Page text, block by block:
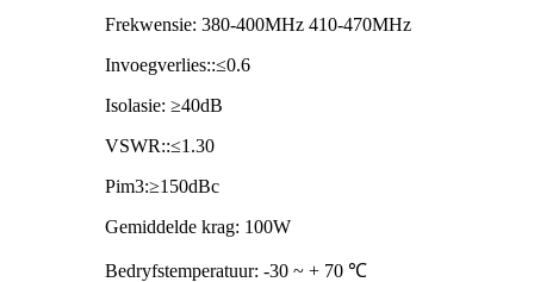
Frekwensie: 380-400MHz 410-470MHz
Invoegverlies::≤0.6
Isolasie: ≥40dB
VSWR::≤1.30
Pim3:≥150dBc
Gemiddelde krag: 100W
Bedryfstemperatuur: -30 ~ + 70 ℃